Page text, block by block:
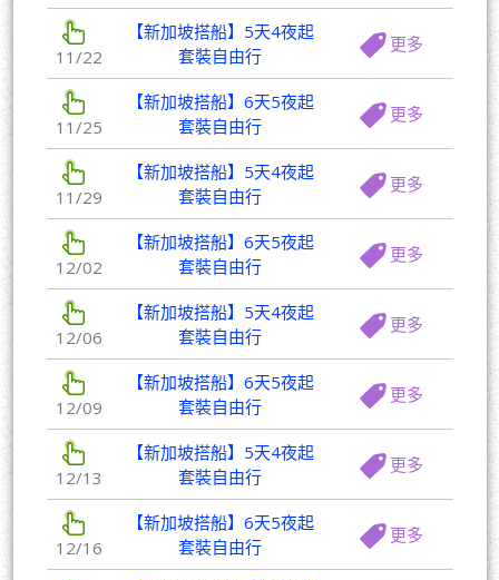
11/22
【新加坡搭船】5天4夜起
套裝自由行
更多
11/25
【新加坡搭船】6天5夜起
套裝自由行
更多
11/29
【新加坡搭船】5天4夜起
套裝自由行
更多
12/02
【新加坡搭船】6天5夜起
套裝自由行
更多
12/06
【新加坡搭船】5天4夜起
套裝自由行
更多
12/09
【新加坡搭船】6天5夜起
套裝自由行
更多
12/13
【新加坡搭船】5天4夜起
套裝自由行
更多
12/16
【新加坡搭船】6天5夜起
套裝自由行
更多